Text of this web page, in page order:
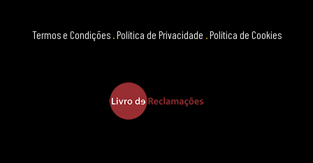
Termos e Condições .Política de Privacidade .Política de Cookies